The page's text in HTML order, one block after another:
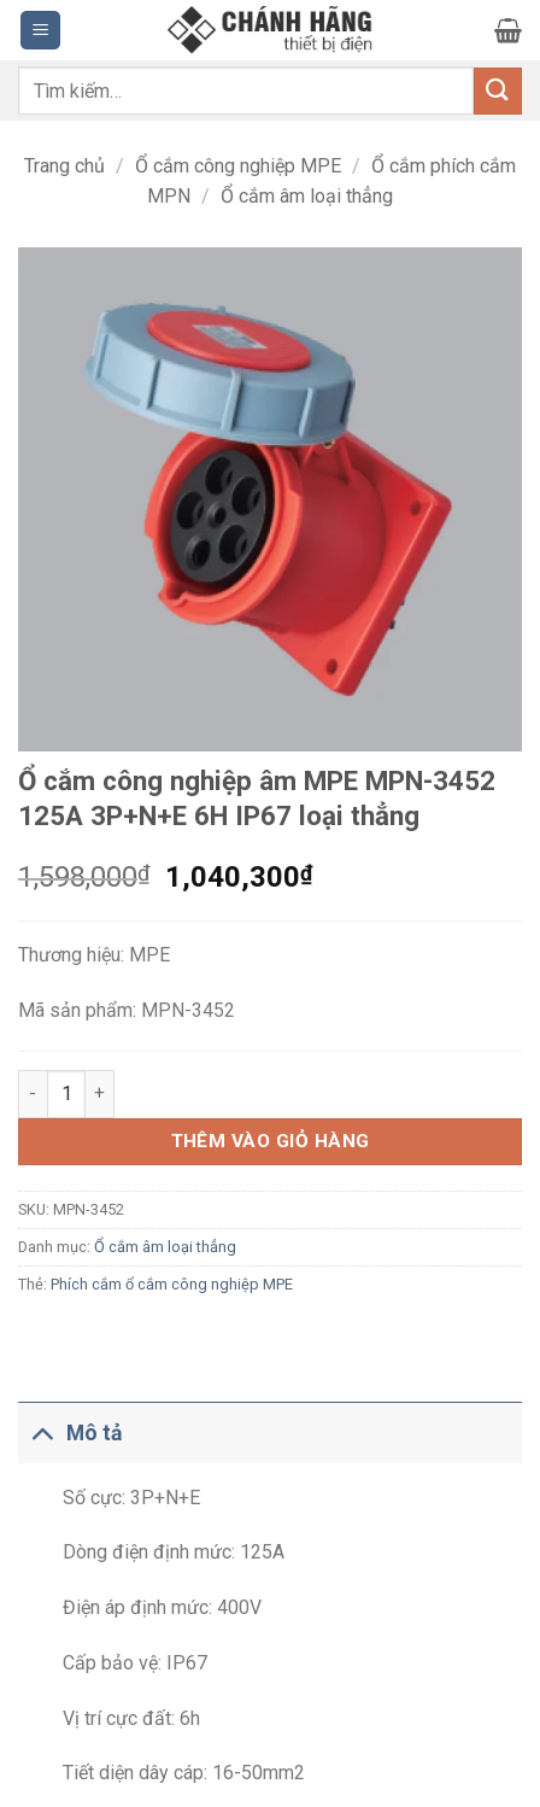
Bỏ
qua
nội
dung
Tìm
Trang chủ / Ổ cắm công nghiệp MPE / Ổ cắm phích cắm
MPN / Ổ cắm âm loại thẳng
Ổ cắm công nghiệp âm MPE MPN-3452
125A 3P+N+E 6H IP67 loại thẳng
1,598,000₫
Giá
1,598,000₫.
1,040,300₫Giá
Thương hiệu: MPE
Mã sản phẩm: MPN-3452
Ổ cắm công nghiệp âm MPE MPN-3452 125A 3P+N+E 6H IP67
THÊM VÀO GIỎ HÀNG
SKU: MPN-3452
Danh mục: Ổ cắm âm loại thẳng
Thẻ: Phích cắm ổ cắm công nghiệp MPE
Mô tả
Số cực: 3P+N+E
Dòng điện định mức: 125A
Điện áp định mức: 400V
Cấp bảo vệ: IP67
Vị trí cực đất: 6h
Tiết diện dây cáp: 16-50mm2